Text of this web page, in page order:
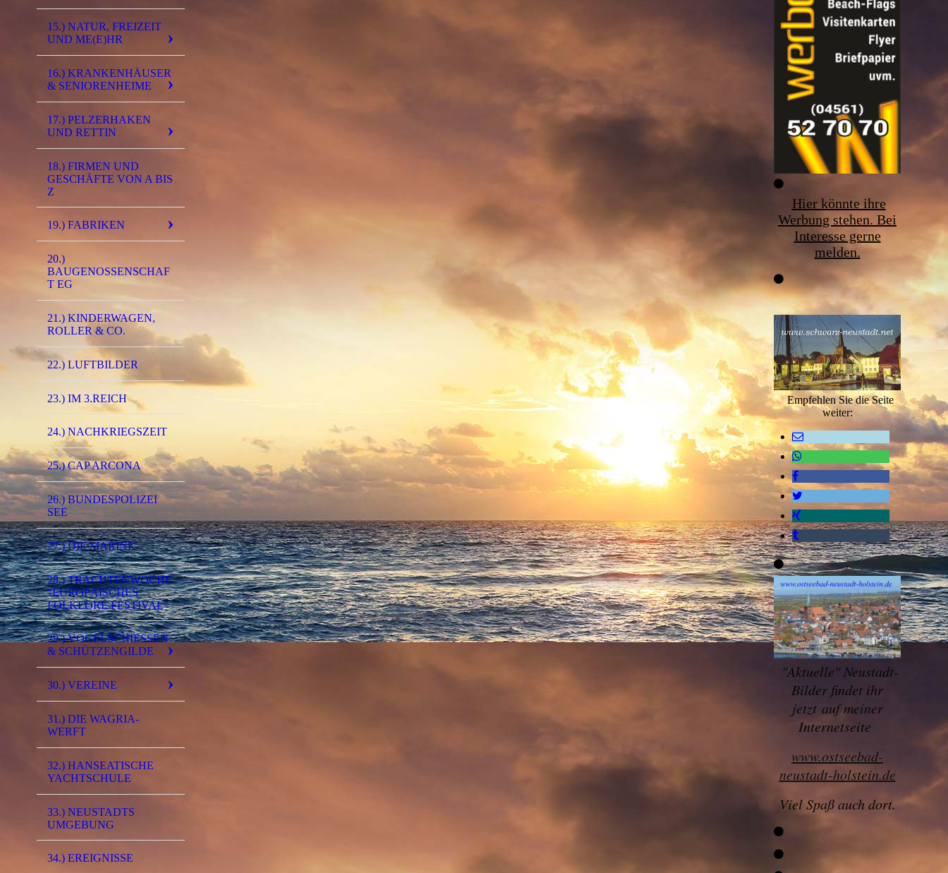
15.) NATUR, FREIZEIT
UND ME(E)HR
16.) KRANKENHÄUSER
& SENIORENHEIME
17.) PELZERHAKEN
UND RETTIN
18.) FIRMEN UND
GESCHÄFTE VON A BIS
Z
19.) FABRIKEN
20.)
BAUGENOSSENSCHAF
T EG
21.) KINDERWAGEN,
ROLLER & CO.
22.) LUFTBILDER
23.) IM 3.REICH
24.) NACHKRIEGSZEIT
25.) CAP ARCONA
26.) BUNDESPOLIZEI
SEE
27.) DIE MARINE
28.) TRACHTENWOCHE
"EUROPÄISCHES
FOLKLORE FESTIVAL"
29.) VOGELSCHIESSEN &
SCHÜTZENGILDE
30.) VEREINE
31.) DIE WAGRIA-
WERFT
32.) HANSEATISCHE
YACHTSCHULE
33.) NEUSTADTS
UMGEBUNG
34.) EREIGNISSE
0374 - (0001) Eisenbahnunfall 1942 Bild 1
Hier könnte ihre
Werbung stehen. Bei
Interesse gerne
melden.
Empfehlen Sie die Seite
weiter:
"Aktuelle" Neustadt-
Bilder findet ihr
jetzt auf meiner
Internetseite
www.ostseebad-
neustadt-holstein.de
Viel Spaß auch dort.